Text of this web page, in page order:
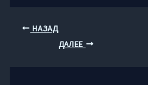
НАЗАД
ДАЛЕЕ